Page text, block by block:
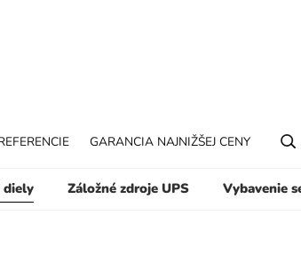
diely Záložné zdroje UPS Vybavenie
GARANCIA NAJNIŽŠEJ CENY